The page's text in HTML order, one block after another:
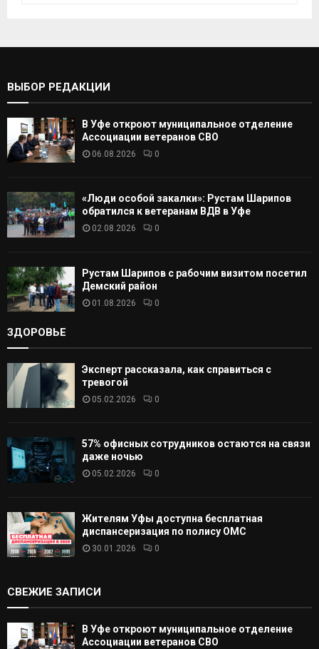
С
А
ВЫБОР РЕДАКЦИИ
В Уфе откроют муниципальное отделение
Ассоциации ветеранов СВО
06.08.2026 0
«Люди особой закалки»: Рустам Шарипов
обратился к ветеранам ВДВ в Уфе
02.08.2026 0
Рустам Шарипов с рабочим визитом посетил
Демский район
01.08.2026 0
ЗДОРОВЬЕ
Эксперт рассказала, как справиться с
тревогой
05.02.2026 0
57% офисных сотрудников остаются на связи
даже ночью
05.02.2026 0
Жителям Уфы доступна бесплатная
диспансеризация по полису ОМС
30.01.2026 0
СВЕЖИЕ ЗАПИСИ
В Уфе откроют муниципальное отделение
Ассоциации ветеранов СВО